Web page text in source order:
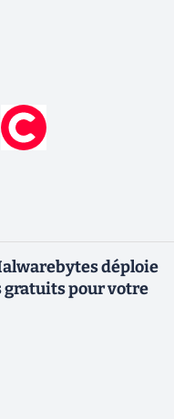
déploie
pour votre